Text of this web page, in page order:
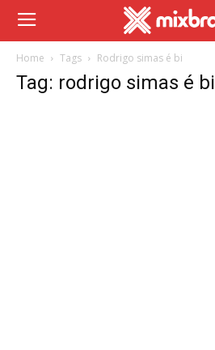
Home Tags Rodrigo simas é bi
Tag: rodrigo simas é bi